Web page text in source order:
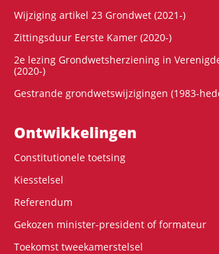
Wijziging artikel 23 Grondwet (2021-)
Zittingsduur Eerste Kamer (2020-)
2e lezing Grondwetsherziening in
(2020-)
Gestrande grondwetswijzigingen (1983-
Ontwikke­lingen
Constitutionele toetsing
Kiesstelsel
Referendum
Gekozen minister-president of formateur
Toekomst tweekamerstelsel